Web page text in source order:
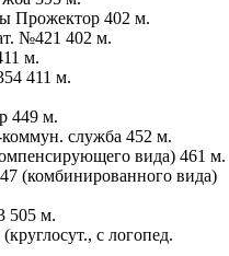
Прожектор 402 м.
№421 402 м.
м.
411 м.
449 м.
служба 452 м.
вида) 461 м.
(комбинированного вида)
505 м.
с логопед.